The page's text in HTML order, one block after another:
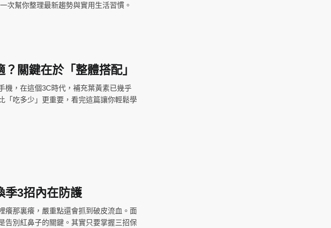
次幫你整理最新趨勢與實用生活習慣。
關鍵在於「整體搭配」
機，在這個3C時代，補充葉黃素已幾乎
「吃多少」更重要，看完這篇讓你輕鬆學
季3招內在防護
癢那裏癢，嚴重點還會抓到破皮流血。面
告別紅鼻子的關鍵。其實只要掌握三招保